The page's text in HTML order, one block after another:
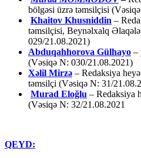
bölgəsi üzrə təmsilçisi
Khaitov Khusniddin –
təmsilçisi, Beynəlxalq
029/21.08.2021)
Abduqahhorova Gülhayo –
(Vəsiqə N: 030/21.08.2021)
Xəlil Mirzə – Redaksiya
təmsilçi (Vəsiqə N: 31/
Murad Eloğlu – Redaksiya
(Vəsiqə N: 32/21.08.2021
QEYD: